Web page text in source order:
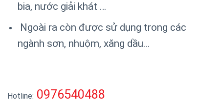
bia, nước giải khát …
Ngoài ra còn được sử dụng trong các
ngành sơn, nhuộm, xăng dầu…
Hotline: 0976540488